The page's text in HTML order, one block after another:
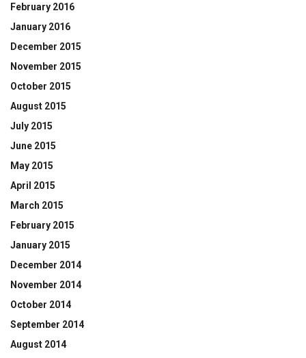
February 2016
January 2016
December 2015
November 2015
October 2015
August 2015
July 2015
June 2015
May 2015
April 2015
March 2015
February 2015
January 2015
December 2014
November 2014
October 2014
September 2014
August 2014